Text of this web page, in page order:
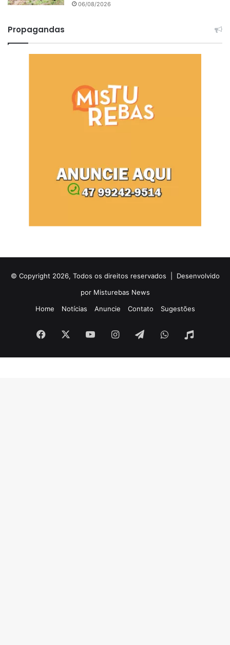
06/08/2026
Propagandas
© Copyright 2026, Todos os direitos reservados | Desenvolvido
por Misturebas News
Home
Notícias Anuncie Contato Sugestões
Facebook YouTubeInstagramTelegramWhatsApp
Rádio